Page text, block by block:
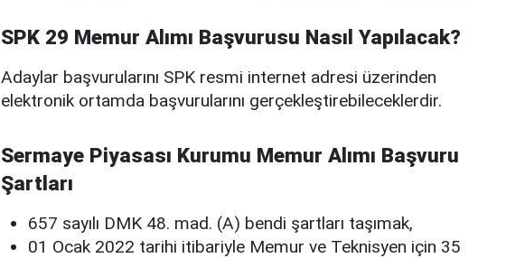
SPK 29 Memur Alımı Başvurusu Nasıl Yapılacak?
Adaylar başvurularını SPK resmi internet adresi üzerinden
elektronik ortamda başvurularını gerçekleştirebileceklerdir.
Sermaye Piyasası Kurumu Memur Alımı Başvuru
Şartları
657 sayılı DMK 48. mad. (A) bendi şartları taşımak,
01 Ocak 2022 tarihi itibariyle Memur ve Teknisyen için 35